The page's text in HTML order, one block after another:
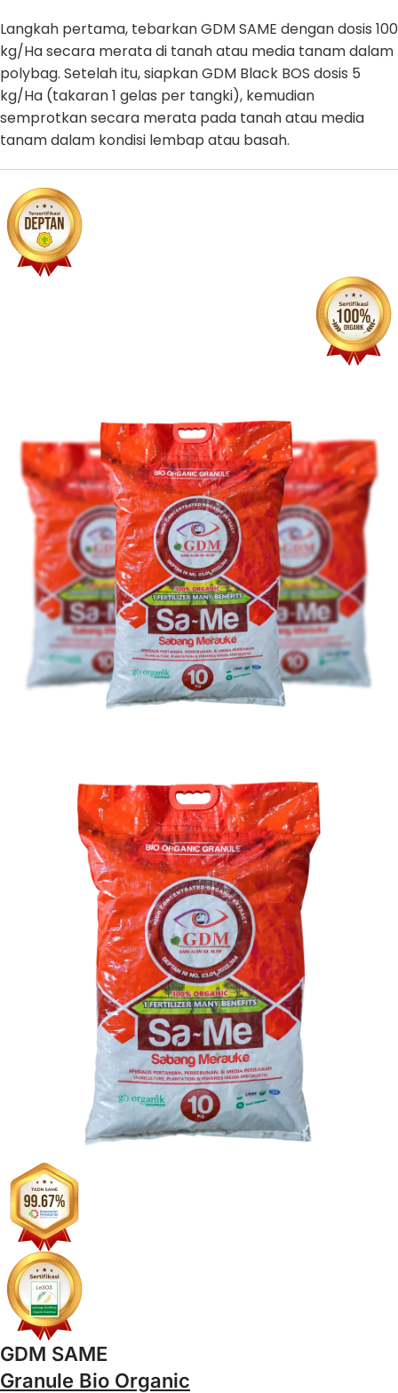
Langkah pertama, tebarkan GDM SAME dengan dosis 100
kg/Ha secara merata di tanah atau media tanam dalam
polybag. Setelah itu, siapkan GDM Black BOS dosis 5
kg/Ha (takaran 1 gelas per tangki), kemudian
semprotkan secara merata pada tanah atau media
tanam dalam kondisi lembap atau basah.
GDM SAME
Granule Bio Organic